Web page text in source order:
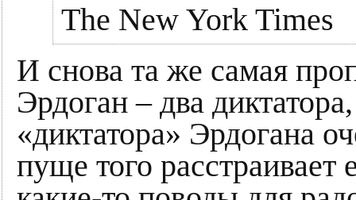
The New York Times
И снова та же самая
Эрдоган – два
«диктатора» Эрдогана
пуще того расстраивает